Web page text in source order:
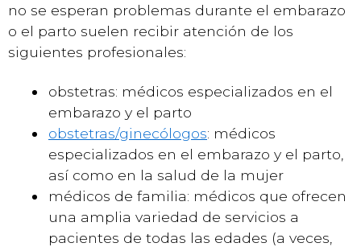
no se esperan problemas durante el embarazo
o el parto suelen recibir atención de los
siguientes profesionales:
obstetras: médicos especializados en el
embarazo y el parto
obstetras/ginecólogos: médicos
especializados en el embarazo y el parto,
así como en la salud de la mujer
médicos de familia: médicos que ofrecen
una amplia variedad de servicios a
pacientes de todas las edades (a veces,